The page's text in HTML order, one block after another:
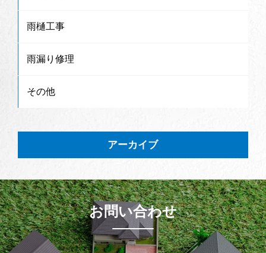
雨樋工事
雨漏り修理
その他
アーカイブ
お問い合わせ